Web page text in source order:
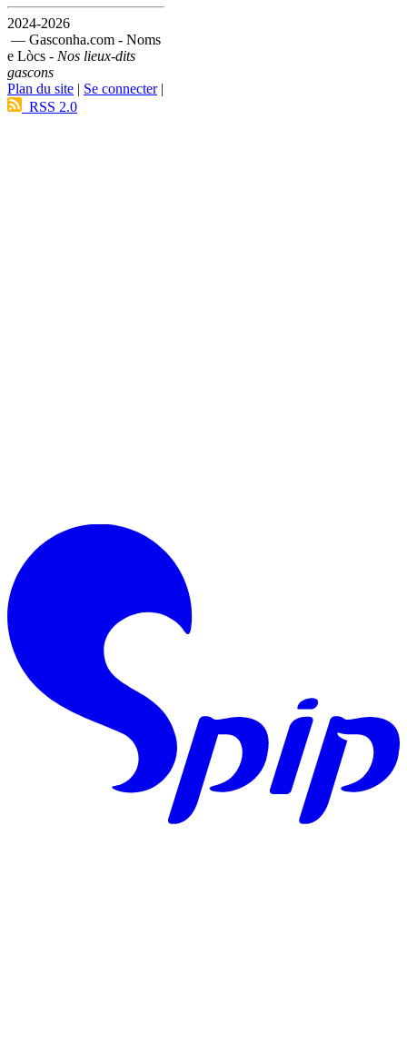
2024-2026
— Gasconha.com - Noms
e Lòcs - Nos lieux-dits
gascons
Plan du site | Se connecter|
RSS 2.0